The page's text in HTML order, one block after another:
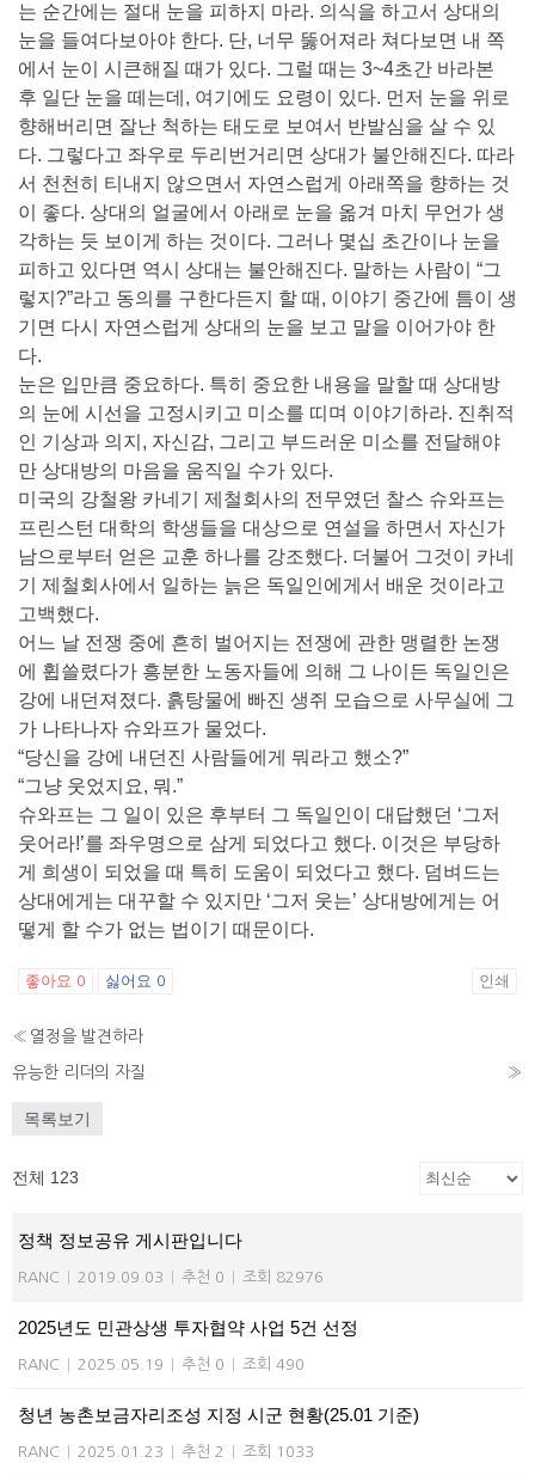
는 순간에는 절대 눈을 피하지 마라. 의식을 하고서 상대의
눈을 들여다보아야 한다. 단, 너무 뚫어져라 쳐다보면 내 쪽
에서 눈이 시큰해질 때가 있다. 그럴 때는 3~4초간 바라본
후 일단 눈을 떼는데, 여기에도 요령이 있다. 먼저 눈을 위로
향해버리면 잘난 척하는 태도로 보여서 반발심을 살 수 있
다. 그렇다고 좌우로 두리번거리면 상대가 불안해진다. 따라
서 천천히 티내지 않으면서 자연스럽게 아래쪽을 향하는 것
이 좋다. 상대의 얼굴에서 아래로 눈을 옮겨 마치 무언가 생
각하는 듯 보이게 하는 것이다. 그러나 몇십 초간이나 눈을
피하고 있다면 역시 상대는 불안해진다. 말하는 사람이 “그
렇지?”라고 동의를 구한다든지 할 때, 이야기 중간에 틈이 생
기면 다시 자연스럽게 상대의 눈을 보고 말을 이어가야 한
다.
눈은 입만큼 중요하다. 특히 중요한 내용을 말할 때 상대방
의 눈에 시선을 고정시키고 미소를 띠며 이야기하라. 진취적
인 기상과 의지, 자신감, 그리고 부드러운 미소를 전달해야
만 상대방의 마음을 움직일 수가 있다.
미국의 강철왕 카네기 제철회사의 전무였던 찰스 슈와프는
프린스턴 대학의 학생들을 대상으로 연설을 하면서 자신가
남으로부터 얻은 교훈 하나를 강조했다. 더불어 그것이 카네
기 제철회사에서 일하는 늙은 독일인에게서 배운 것이라고
고백했다.
어느 날 전쟁 중에 흔히 벌어지는 전쟁에 관한 맹렬한 논쟁
에 휩쓸렸다가 흥분한 노동자들에 의해 그 나이든 독일인은
강에 내던져졌다. 흙탕물에 빠진 생쥐 모습으로 사무실에 그
가 나타나자 슈와프가 물었다.
“당신을 강에 내던진 사람들에게 뭐라고 했소?”
“그냥 웃었지요, 뭐.”
슈와프는 그 일이 있은 후부터 그 독일인이 대답했던 ‘그저
웃어라!’를 좌우명으로 삼게 되었다고 했다. 이것은 부당하
게 희생이 되었을 때 특히 도움이 되었다고 했다. 덤벼드는
상대에게는 대꾸할 수 있지만 ‘그저 웃는’ 상대방에게는 어
떻게 할 수가 없는 법이기 때문이다.
좋아요 0 싫어요 0 인쇄
« 열정을 발견하라
유능한 리더의 자질 »
목록보기
전체 123
정책 정보공유 게시판입니다
RANC 2019.09.03 추천 0 조회 82976
2025년도 민관상생 투자협약 사업 5건 선정
RANC 2025.05.19 추천 0 조회 490
청년 농촌보금자리조성 지정 시군 현황(25.01 기준)
RANC 2025.01.23 추천 2 조회 1033